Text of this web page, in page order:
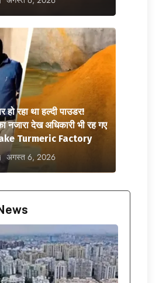
हो रहा था हल्दी पाउडर!
नजारा देख अधिकारी भी रह गए
Turmeric Factory
अगस्त 6, 2026